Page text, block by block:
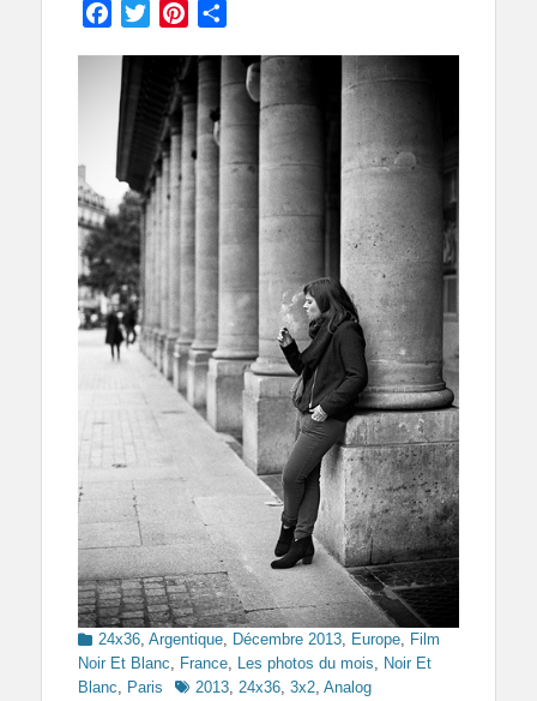
Facebook
TwitterPinterest
Categories
24x36, Argentique, Décembre 2013, Europe, Film
Noir Et Blanc, France, Les photos du mois, Noir Et
Blanc, Paris Tags2013, 24x36, 3x2, Analog